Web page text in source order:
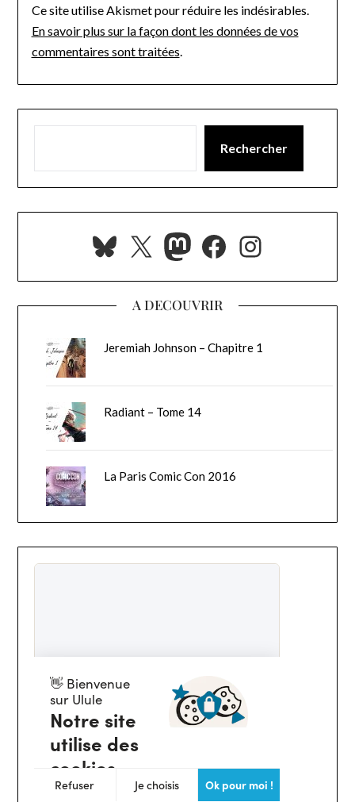
Ce site utilise Akismet pour réduire les indésirables.
En savoir plus sur la façon dont les données de vos
commentaires sont traitées
Rechercher
Bluesky
X Mastodon
Facebook
A DECOUVRIR
Jeremiah Johnson – Chapitre 1
Radiant – Tome 14
La Paris Comic Con 2016